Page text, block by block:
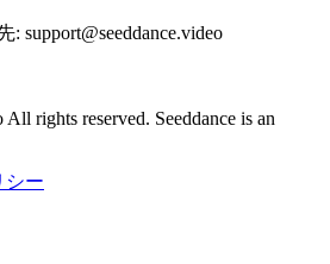
support@seeddance.video
rights reserved. Seeddance is an
シー